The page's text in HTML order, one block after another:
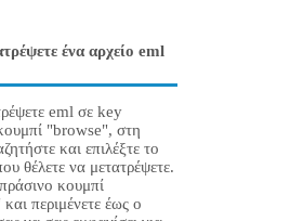
ένα αρχείο eml
eml σε key
"browse", στη
και επιλέξτε το
θέλετε να μετατρέψετε.
κουμπί
περιμένετε έως ο